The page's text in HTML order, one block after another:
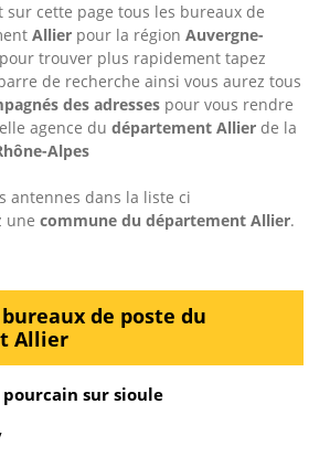
sur cette page tous les bureaux de
Allier pour la région Auvergne-
pour trouver plus rapidement tapez
de recherche ainsi vous aurez tous
des adresses pour vous rendre
agence du département Allier de la
Alpes
antennes dans la liste ci
une commune du département Allier.
de poste du
Allier
sur sioule